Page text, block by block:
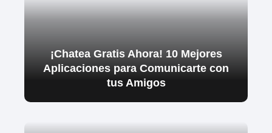
¡Chatea Gratis Ahora! 10 Mejores
Aplicaciones para Comunicarte con
tus Amigos